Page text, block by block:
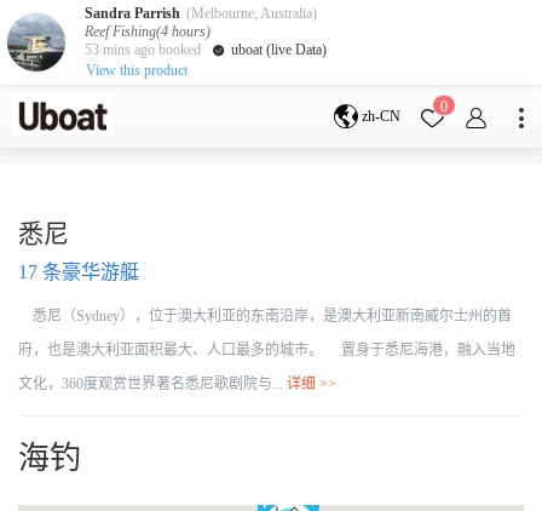
zh-CN
0
目的地
达尔文
包船海钓
悉尼
17 条豪华游艇
悉尼（Sydney），位于澳大利亚的东南沿岸，是澳大利亚新南威尔士州的首
府，也是澳大利亚面积最大、人口最多的城市。 置身于悉尼海港，融入当地
文化，360度观赏世界著名悉尼歌剧院与... 详细 >>
海钓
Sandra Parrish (Melbourne, Australia)
Reef Fishing(4 hours)
53 mins ago booked
uboat (live Data)
View this product